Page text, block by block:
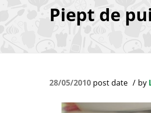
Piept de
28/05/2010 post date by